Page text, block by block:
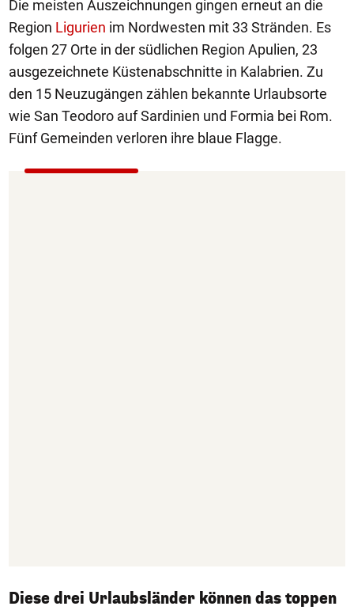
Die meisten Auszeichnungen gingen erneut an die
Region Ligurien im Nordwesten mit 33 Stränden. Es
folgen 27 Orte in der südlichen Region Apulien, 23
ausgezeichnete Küstenabschnitte in Kalabrien. Zu
den 15 Neuzugängen zählen bekannte Urlaubsorte
wie San Teodoro auf Sardinien und Formia bei Rom.
Fünf Gemeinden verloren ihre blaue Flagge.
Diese drei Urlaubsländer können das toppen